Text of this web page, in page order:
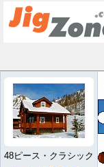
48ピース・クラシック